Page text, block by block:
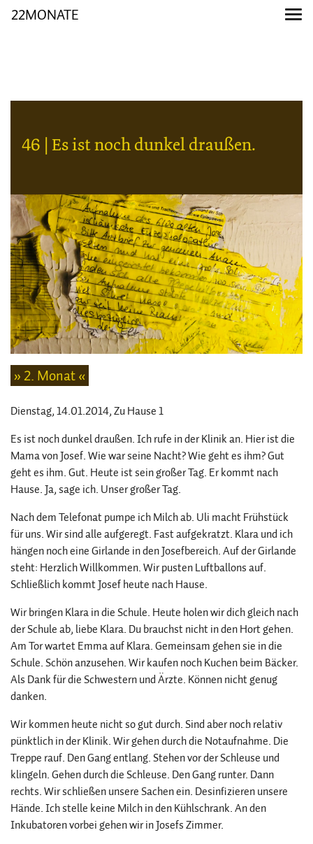
22MONATE
46 | Es ist noch dunkel draußen.
» 2. Monat «
Dienstag, 14.01.2014, Zu Hause 1
Es ist noch dunkel draußen. Ich rufe in der Klinik an. Hier ist die
Mama von Josef. Wie war seine Nacht? Wie geht es ihm? Gut
geht es ihm. Gut. Heute ist sein großer Tag. Er kommt nach
Hause. Ja, sage ich. Unser großer Tag.
Nach dem Telefonat pumpe ich Milch ab. Uli macht Frühstück
für uns. Wir sind alle aufgeregt. Fast aufgekratzt. Klara und ich
hängen noch eine Girlande in den Josefbereich. Auf der Girlande
steht: Herzlich Willkommen. Wir pusten Luftballons auf.
Schließlich kommt Josef heute nach Hause.
Wir bringen Klara in die Schule. Heute holen wir dich gleich nach
der Schule ab, liebe Klara. Du brauchst nicht in den Hort gehen.
Am Tor wartet Emma auf Klara. Gemeinsam gehen sie in die
Schule. Schön anzusehen. Wir kaufen noch Kuchen beim Bäcker.
Als Dank für die Schwestern und Ärzte. Können nicht genug
danken.
Wir kommen heute nicht so gut durch. Sind aber noch relativ
pünktlich in der Klinik. Wir gehen durch die Notaufnahme. Die
Treppe rauf. Den Gang entlang. Stehen vor der Schleuse und
klingeln. Gehen durch die Schleuse. Den Gang runter. Dann
rechts. Wir schließen unsere Sachen ein. Desinfizieren unsere
Hände. Ich stelle keine Milch in den Kühlschrank. An den
Inkubatoren vorbei gehen wir in Josefs Zimmer.